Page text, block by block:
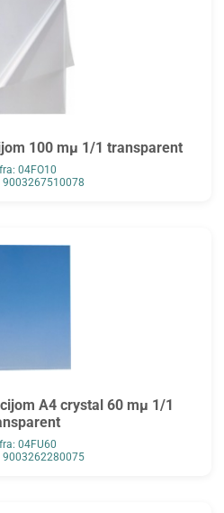
100 mµ 1/1 transparent
04FO10
9003267510078
A4 crystal 60 mµ 1/1
04FU60
9003262280075